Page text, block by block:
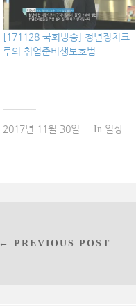
[171128 국회방송] 청년정치크
루의 취업준비생보호법
2017년 11월 30일 In 일상
← PREVIOUS POST